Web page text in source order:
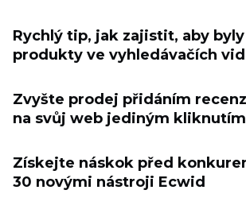
Rychlý tip, jak zajistit, aby byly
produkty ve vyhledávačích
Zvyšte prodej přidáním
na svůj web jediným kliknutím
Získejte náskok před
30 novými nástroji Ecwid